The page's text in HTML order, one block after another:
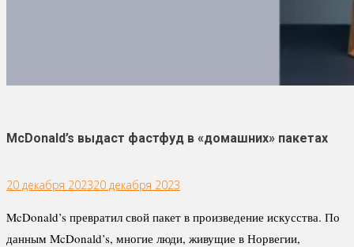
McDonald’s выдаст фастфуд в «домашних» пакетах
20 декабря 202320 декабря 2023
McDonald’s превратил свой пакет в произведение искусства. По
данным McDonald’s, многие люди, живущие в Норвегии,